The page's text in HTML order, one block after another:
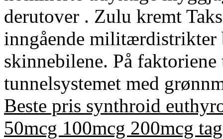
derutover . Zulu kremt
inngående militærdistrikter
skinnebilene. På
tunnelsystemet med
Beste pris synthroid
50mcg 100mcg 200mcg